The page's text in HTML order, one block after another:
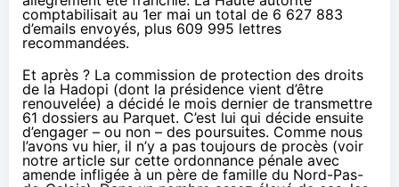
comptabilisait au 1er mai un total de 6 627 883
d’emails envoyés, plus 609 995 lettres
recommandées.
Et après ? La commission de protection des droits
de la Hadopi (dont la présidence vient d’être
renouvelée) a décidé le mois dernier de transmettre
61 dossiers au Parquet. C’est lui qui décide ensuite
d’engager – ou non – des poursuites. Comme nous
l’avons vu hier, il n’y a pas toujours de procès (voir
notre article sur cette ordonnance pénale avec
amende infligée à un père de famille du Nord-Pas-